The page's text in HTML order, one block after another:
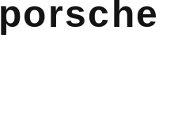
porsche